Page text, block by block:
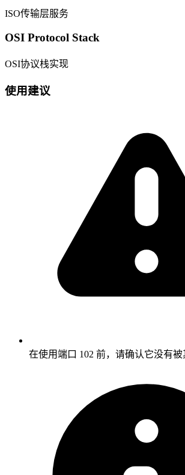
ISO传输层服务
OSI Protocol Stack
OSI协议栈实现
使用建议
在使用端口 102 前，请确认它没有被